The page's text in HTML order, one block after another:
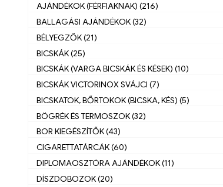
AJÁNDÉKOK (FÉRFIAKNAK) (216)
BALLAGÁSI AJÁNDÉKOK (32)
BÉLYEGZŐK (21)
BICSKÁK (25)
BICSKÁK (VARGA BICSKÁK ÉS KÉSEK) (10)
BICSKÁK VICTORINOX SVÁJCI (7)
BICSKATOK, BŐRTOKOK (BICSKA, KÉS) (5)
BÖGRÉK ÉS TERMOSZOK (32)
BOR KIEGÉSZÍTŐK (43)
CIGARETTATÁRCÁK (60)
DIPLOMAOSZTÓRA AJÁNDÉKOK (11)
DÍSZDOBOZOK (20)